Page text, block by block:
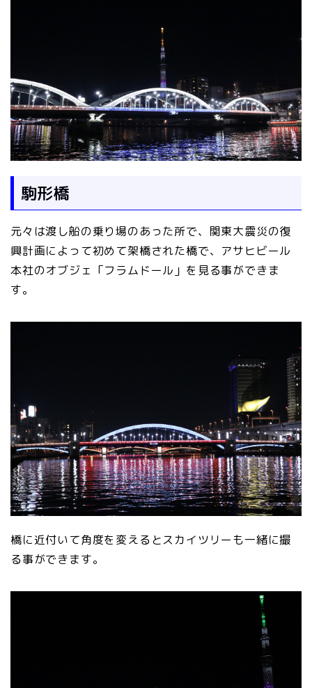
駒形橋
元々は渡し船の乗り場のあった所で、関東大震災の復
興計画によって初めて架橋された橋で、アサヒビール
本社のオブジェ「フラムドール」を見る事ができま
す。
橋に近付いて角度を変えるとスカイツリーも一緒に撮
る事ができます。